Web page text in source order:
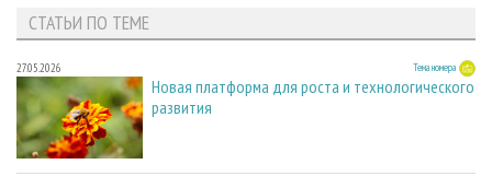
СТАТЬИ ПО ТЕМЕ
27.05.2026 Тема номера
Новая платформа для роста и технологического
развития